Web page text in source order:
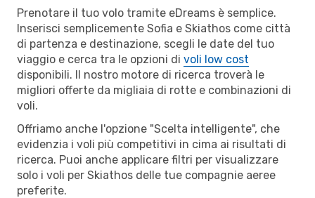
Prenotare il tuo volo tramite eDreams è semplice.
Inserisci semplicemente Sofia e Skiathos come città
di partenza e destinazione, scegli le date del tuo
viaggio e cerca tra le opzioni di voli low cost
disponibili. Il nostro motore di ricerca troverà le
migliori offerte da migliaia di rotte e combinazioni di
voli.
Offriamo anche l'opzione "Scelta intelligente", che
evidenzia i voli più competitivi in cima ai risultati di
ricerca. Puoi anche applicare filtri per visualizzare
solo i voli per Skiathos delle tue compagnie aeree
preferite.